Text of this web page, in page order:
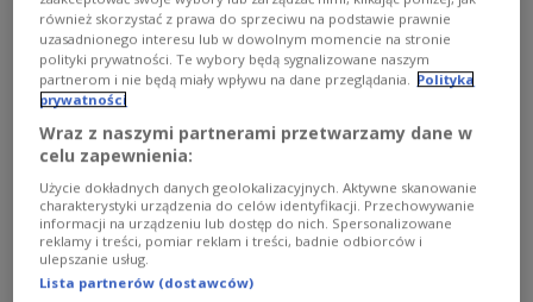
WedługAnny Paniszewejostatnie lata przyniosły
całkowite załamanie możliwości swobodnego
działania polskich organizacji na Białorusi. Jak
podkreśla, po wydarzeniach z 2021 roku represje
wobec aktywistów stały się powszechne, a wielu
liderów społeczności polskiej zostało
zatrzymanych lub zmuszonych do opuszczenia
kraju.
– Nie ma dziś czegoś takiego jak swobodna
również skorzystać z prawa do sprzeciwu na podstawie prawnie
uzasadnionego interesu lub w dowolnym momencie na stronie
polityki prywatności. Te wybory będą sygnalizowane naszym
partnerom i nie będą miały wpływu na dane przeglądania. Polityka
prywatności
Wraz z naszymi partnerami przetwarzamy dane w
celu zapewnienia:
Użycie dokładnych danych geolokalizacyjnych. Aktywne skanowanie
charakterystyki urządzenia do celów identyfikacji. Przechowywanie
informacji na urządzeniu lub dostęp do nich. Spersonalizowane
reklamy i treści, pomiar reklam i treści, badnie odbiorców i
ulepszanie usług.
Lista partnerów (dostawców)